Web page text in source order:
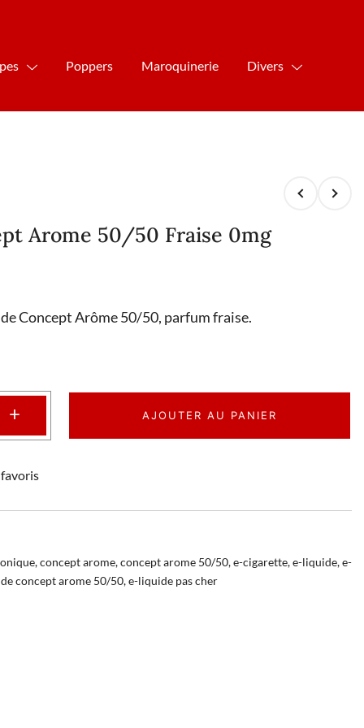
Poppers Maroquinerie Divers
Arome 50/50 Fraise 0mg
Concept Arôme 50/50, parfum fraise.
+ AJOUTER AU PANIER
,concept arome,concept arome 50/50,e-cigarette,e-liquide,e-
concept arome 50/50,e-liquide pas cher